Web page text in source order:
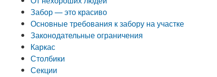
Забор — это красиво
Основные требования к забору на участке
Законодательные ограничения
Каркас
Столбики
Секции